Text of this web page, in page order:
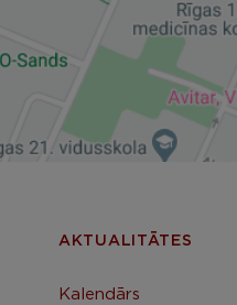
AKTUALITĀTES
Kalendārs